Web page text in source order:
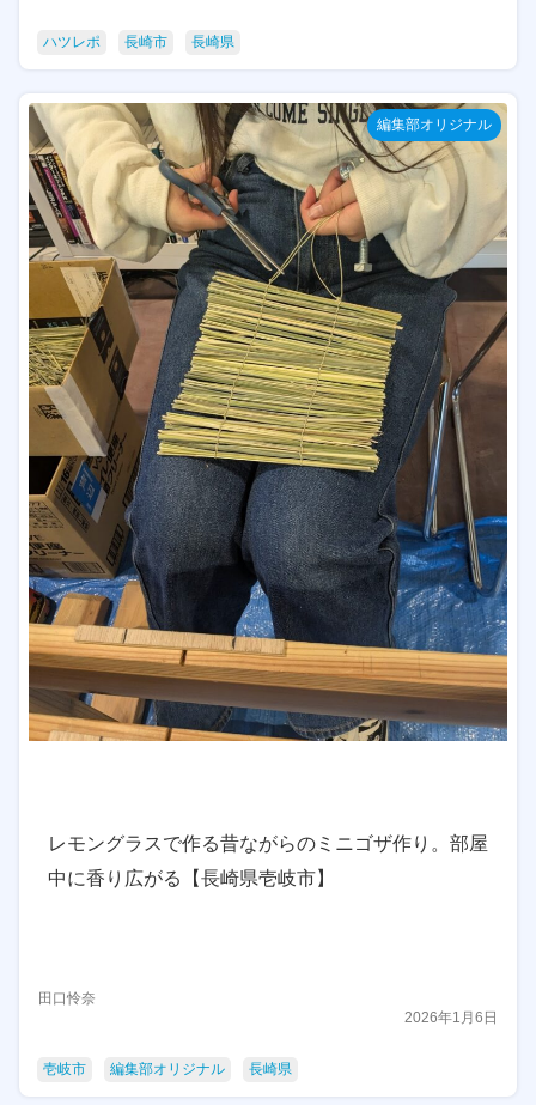
ハツレポ 長崎市 長崎県
編集部オリジナル
レモングラスで作る昔ながらのミニゴザ作り。部屋
中に香り広がる【長崎県壱岐市】
田口怜奈
2026年1月6日
壱岐市 編集部オリジナル 長崎県